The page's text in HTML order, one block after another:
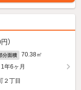
）
分面積 70.38㎡
1年6ヶ月
２丁目